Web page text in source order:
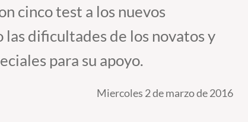
cinco test a los nuevos
dificultades de los novatos y
para su apoyo.
Miercoles 2 de marzo de 2016